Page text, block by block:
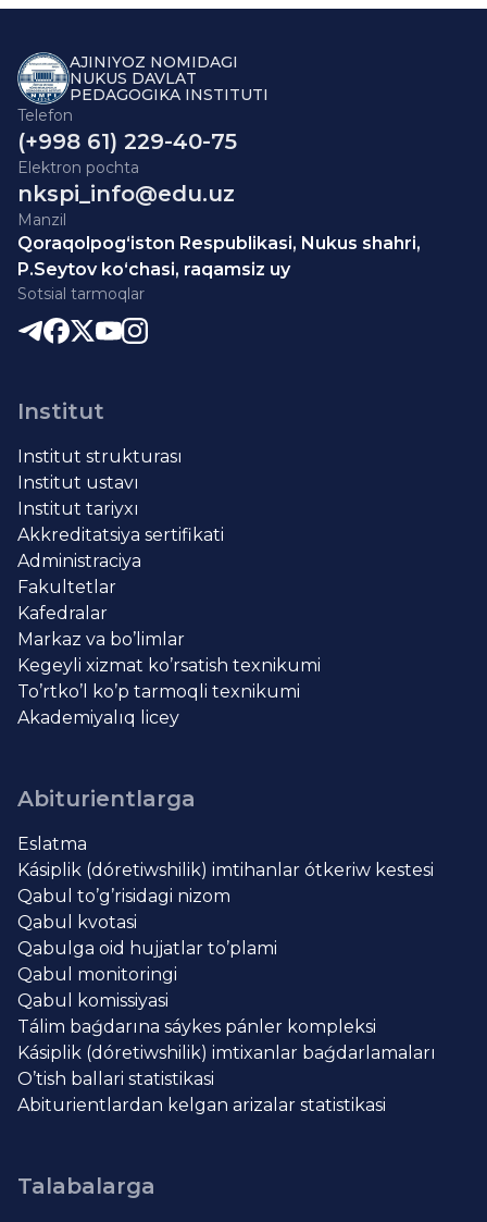
AJINIYOZ NOMIDAGI
NUKUS DAVLAT
PEDAGOGIKA INSTITUTI
Telefon
(+998 61) 229-40-75
Elektron pochta
nkspi_info@edu.uz
Manzil
Qoraqolpog‘iston Respublikasi, Nukus shahri,
P.Seytov ko‘chasi, raqamsiz uy
Sotsial tarmoqlar
Institut
Institut strukturası
Institut ustavı
Institut tariyxı
Akkreditatsiya sertifikati
Administraciya
Fakultetlar
Kafedralar
Markaz va bo’limlar
Kegeyli xizmat ko’rsatish texnikumi
To’rtko’l ko’p tarmoqli texnikumi
Akademiyalıq licey
Abiturientlarga
Eslatma
Kásiplik (dóretiwshilik) imtihanlar ótkeriw kestesi
Qabul to’g’risidagi nizom
Qabul kvotasi
Qabulga oid hujjatlar to’plami
Qabul monitoringi
Qabul komissiyasi
Tálim baǵdarına sáykes pánler kompleksi
Kásiplik (dóretiwshilik) imtixanlar baǵdarlamaları
O’tish ballari statistikasi
Abiturientlardan kelgan arizalar statistikasi
Talabalarga